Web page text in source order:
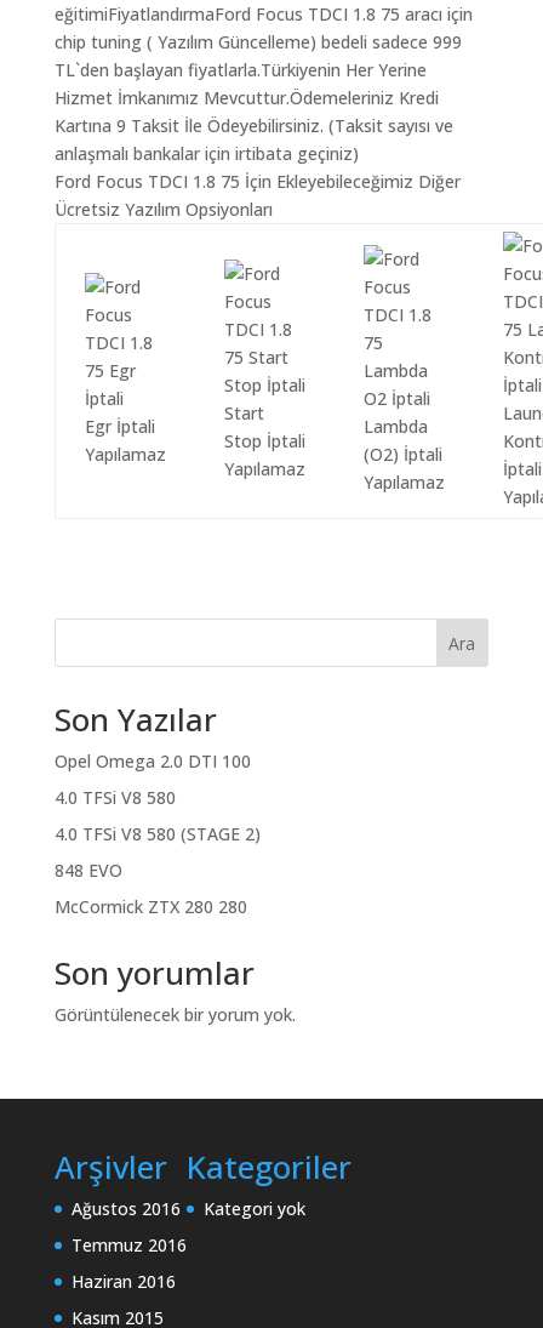
eğitimiFiyatlandırmaFord Focus TDCI 1.8 75 aracı için
chip tuning ( Yazılım Güncelleme) bedeli sadece 999
TL`den başlayan fiyatlarla.Türkiyenin Her Yerine
Hizmet İmkanımız Mevcuttur.Ödemeleriniz Kredi
Kartına 9 Taksit İle Ödeyebilirsiniz. (Taksit sayısı ve
anlaşmalı bankalar için irtibata geçiniz)
Ford Focus TDCI 1.8 75 İçin Ekleyebileceğimiz Diğer
Ücretsiz Yazılım Opsiyonları
Egr İptali
Yapılamaz
Start
Stop İptali
Yapılamaz
Lambda
(O2) İptali
Yapılamaz
İptali
Ara
Son Yazılar
Opel Omega 2.0 DTI 100
4.0 TFSi V8 580
4.0 TFSi V8 580 (STAGE 2)
848 EVO
McCormick ZTX 280 280
Son yorumlar
Görüntülenecek bir yorum yok.
Arşivler
Ağustos 2016
Temmuz 2016
Haziran 2016
Kasım 2015
Kategoriler
Kategori yok